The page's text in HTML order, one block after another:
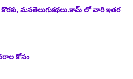
కొరకు, మనతెలుగుకథలు.కామ్ లో వారి ఇతర
కోసం